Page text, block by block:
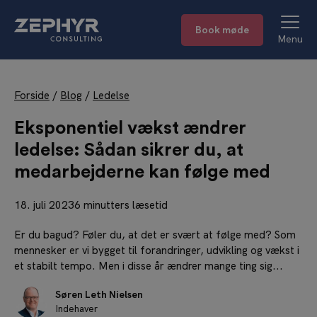
Book møde
Menu
Forside / Blog / Ledelse
Eksponentiel vækst ændrer
ledelse: Sådan sikrer du, at
medarbejderne kan følge med
18. juli 20236 minutters læsetid
Er du bagud? Føler du, at det er svært at følge med? Som
mennesker er vi bygget til forandringer, udvikling og vækst i
et stabilt tempo. Men i disse år ændrer mange ting sig...
Søren Leth Nielsen
Indehaver